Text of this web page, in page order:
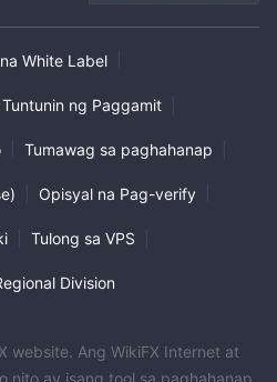
White Label
ng Paggamit
Tumawag sa paghahanap
Opisyal na Pag-verify
Tulong sa VPS
Division
website. Ang WikiFX Internet at
nito ay isang tool sa paghahanap